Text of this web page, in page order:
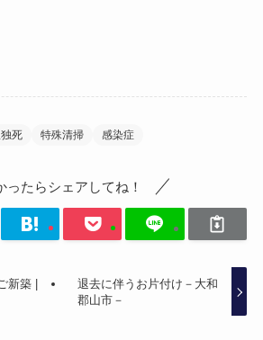
死 特殊清掃 感染症
ったらシェアしてね！
新築 |
退去に伴うお片付け－大和
郡山市－